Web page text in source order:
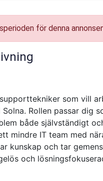
för denna
som vill
Rollen passar dig
både självständigt
mindre IT team med
kunskap och tar
och